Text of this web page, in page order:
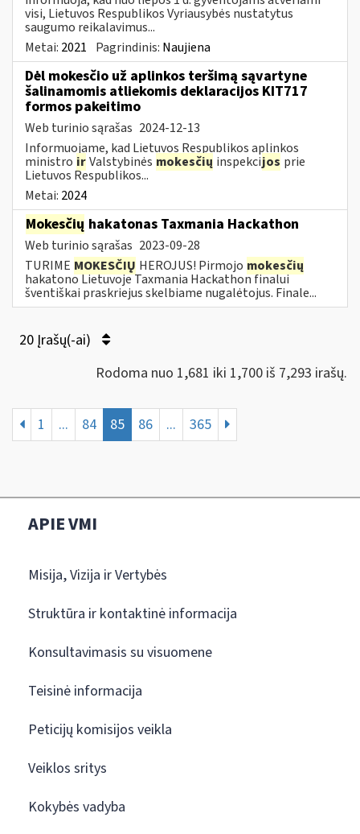
visi, Lietuvos Respublikos Vyriausybės nustatytus
saugumo reikalavimus...
Metai: 2021 Pagrindinis: Naujiena
Dėl mokesčio už aplinkos teršimą sąvartyne
šalinamomis atliekomis deklaracijos KIT717
formos pakeitimo
Web turinio sąrašas 2024-12-13
Informuojame, kad Lietuvos Respublikos aplinkos
ministro irValstybinės mokesčių inspekcijos prie
Lietuvos Respublikos...
Metai: 2024
Mokesčių hakatonas Taxmania Hackathon
Web turinio sąrašas 2023-09-28
TURIME MOKESČIŲ HEROJUS! Pirmojo mokesčių
hakatono Lietuvoje Taxmania Hackathon finalui
šventiškai praskriejus skelbiame nugalėtojus. Finale...
20 Įrašų(-ai)
Rodoma nuo 1,681 iki 1,700 iš 7,293 irašų.
1 ... 84 85 86 ... 365
APIE VMI
Misija, Vizija ir Vertybės
Struktūra ir kontaktinė informacija
Konsultavimasis su visuomene
Teisinė informacija
Peticijų komisijos veikla
Veiklos sritys
Kokybės vadyba